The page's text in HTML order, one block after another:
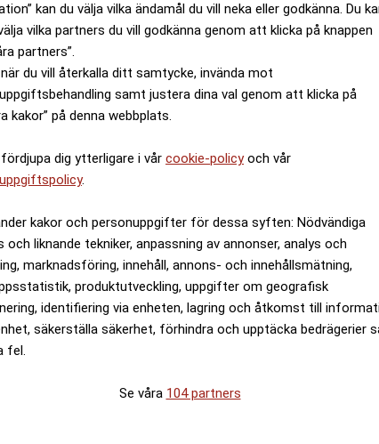
kan du välja vilka ändamål du vill neka eller godkänna. Du
vilka partners du vill godkänna genom att klicka på knappen
partners”.
när du vill återkalla ditt samtycke, invända mot
samt justera dina val genom att klicka på
kakor” på denna webbplats.
fördjupa dig ytterligare i vår cookie-policyoch vår
.
kakor och personuppgifter för dessa syften: Nödvändiga
och liknande tekniker, anpassning av annonser, analys och
marknadsföring, innehåll, annons- och innehållsmätning,
produktutveckling, uppgifter om geografisk
identifiering via enheten, lagring och åtkomst till
säkerställa säkerhet, förhindra och upptäcka bedrägerier
fel.
Se våra 104 partners